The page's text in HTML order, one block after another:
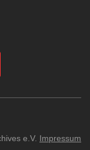
e.V. Impressum